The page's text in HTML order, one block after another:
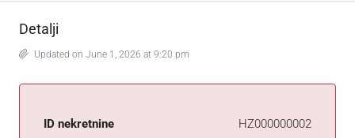
Detalji
Updated on June 1, 2026 at 9:20 pm
ID nekretnine HZ000000002